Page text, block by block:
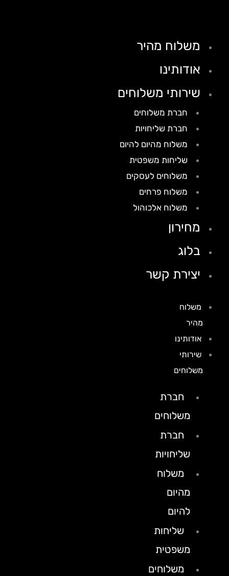
משלוח מהיר
אודותינו
שירותי משלוחים
חברת משלוחים
חברת שליחויות
משלוח מהיום להיום
שליחות משפטית
משלוחים לעסקים
משלוח פרחים
משלוח אלכוהול
מחירון
בלוג
יצירת קשר
משלוח
אודותינו
שירותי
משלוחים
חברת
משלוחים
חברת
שליחויות
משלוח
מהיום
להיום
שליחות
משפטית
משלוחים